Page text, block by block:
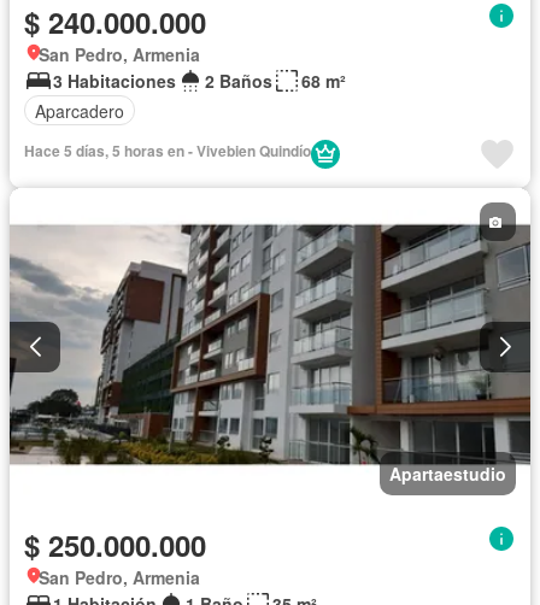
$ 240.000.000
San Pedro, Armenia
3 Habitaciones
2 Baños
68 m²
Aparcadero
Hace 5 días, 5 horas en - Vivebien Quindío
Apartaestudio
$ 250.000.000
San Pedro, Armenia